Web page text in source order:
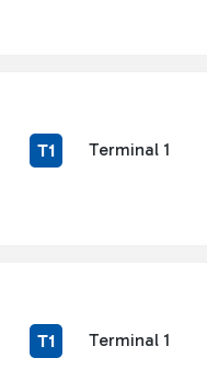
T1 Terminal 1
T1 Terminal 1